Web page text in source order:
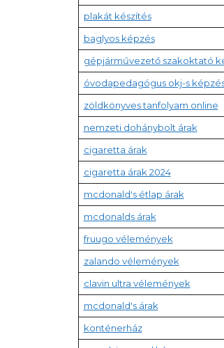
plakát készítés
baglyos képzés
gépjárművezető szakoktató
óvodapedagógus okj-s
zöldkönyves tanfolyam online
nemzeti dohánybolt árak
cigaretta árak
cigaretta árak 2024
mcdonald's étlap árak
mcdonalds árak
fruugo vélemények
zalando vélemények
clavin ultra vélemények
mcdonald's árak
konténerház